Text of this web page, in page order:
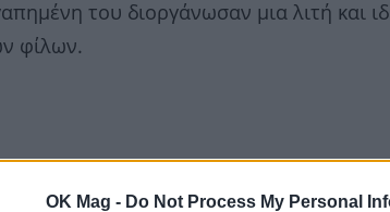
OK Mag - Do Not Process My Personal
του διοργάνωσαν μια λιτή και
φίλων.